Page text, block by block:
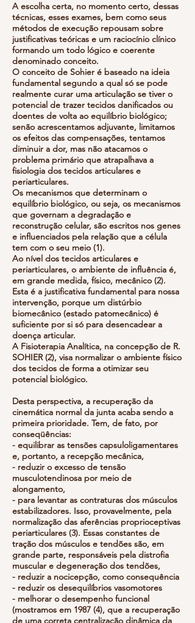
A escolha certa, no momento certo, dessas
técnicas, esses exames, bem como seus
métodos de execução repousam sobre
justificativas teóricas e um raciocínio clínico
formando um todo lógico e coerente
denominado conceito.
O conceito de Sohier é baseado na ideia
fundamental segundo a qual só se pode
realmente curar uma articulação se tiver o
potencial de trazer tecidos danificados ou
doentes de volta ao equilíbrio biológico;
senão acrescentamos adjuvante, limitamos
os efeitos das compensações, tentamos
diminuir a dor, mas não atacamos o
problema primário que atrapalhava a
fisiologia dos tecidos articulares e
periarticulares.
Os mecanismos que determinam o
equilíbrio biológico, ou seja, os mecanismos
que governam a degradação e
reconstrução celular, são escritos nos genes
e influenciados pela relação que a célula
tem com o seu meio (1).
Ao nível dos tecidos articulares e
periarticulares, o ambiente de influência é,
em grande medida, físico, mecânico (2).
Esta é a justificativa fundamental para nossa
intervenção, porque um distúrbio
biomecânico (estado patomecânico) é
suficiente por si só para desencadear a
doença articular.
A Fisioterapia Analítica, na concepção de R.
SOHIER (2), visa normalizar o ambiente físico
dos tecidos de forma a otimizar seu
potencial biológico.
Desta perspectiva, a recuperação da
cinemática normal da junta acaba sendo a
primeira prioridade. Tem, de fato, por
conseqüências:
- equilibrar as tensões capsuloligamentares
e, portanto, a recepção mecânica,
- reduzir o excesso de tensão
musculotendinosa por meio de
alongamento,
- para levantar as contraturas dos músculos
estabilizadores. Isso, provavelmente, pela
normalização das aferências proprioceptivas
periarticulares (3). Essas constantes de
tração dos músculos e tendões são, em
grande parte, responsáveis pela distrofia
muscular e degeneração dos tendões,
- reduzir a nocicepção, como consequência
- reduzir os desequilíbrios vasomotores
- melhorar o desempenho funcional
(mostramos em 1987 (4), que a recuperação
de uma correta centralização dinâmica da